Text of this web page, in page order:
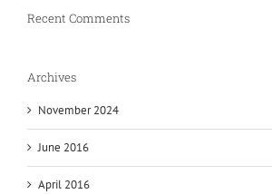
Recent Comments
Archives
November 2024
June 2016
April 2016